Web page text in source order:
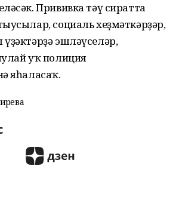
Прививка тәү сиратта
социаль хеҙмәткәрҙәр,
эшләүселәр,
уҡ полиция
яһаласаҡ.